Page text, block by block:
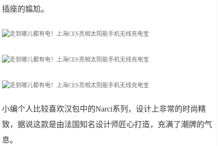
插座的尴尬。
小编个人比较喜欢汉包中的Narci系列，设计上非常的时尚精
致，据说这款是由法国知名设计师匠心打造，充满了潮牌的气
息。